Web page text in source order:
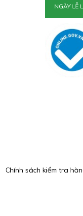
NGÀY LỄ
Chính sách kiểm tra